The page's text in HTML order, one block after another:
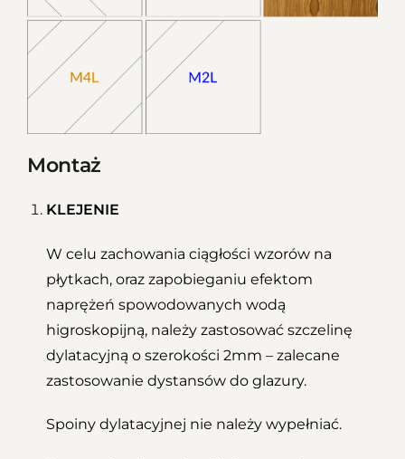
Montaż
KLEJENIE
W celu zachowania ciągłości wzorów na
płytkach, oraz zapobieganiu efektom
naprężeń spowodowanych wodą
higroskopijną, należy zastosować szczelinę
dylatacyjną o szerokości 2mm – zalecane
zastosowanie dystansów do glazury.
Spoiny dylatacyjnej nie należy wypełniać.